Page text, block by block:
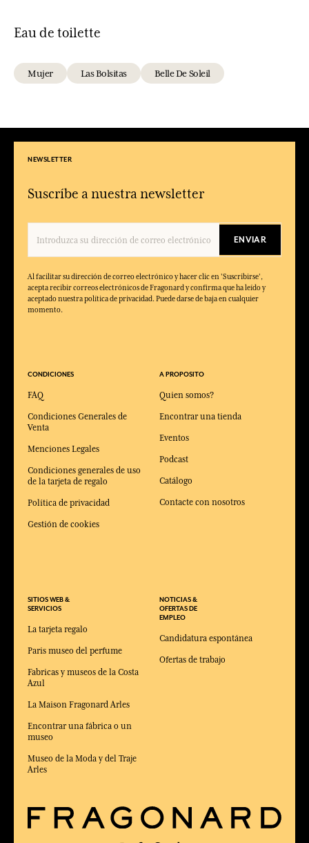
Eau de toilette
Mujer Las Bolsitas Belle De Soleil
NEWSLETTER
Suscríbe a nuestra newsletter
ENVIAR
Al facilitar su dirección de correo electrónico y hacer clic en 'Suscribirse',
acepta recibir correos electrónicos de Fragonard y confirma que ha leído y
aceptado nuestra política de privacidad. Puede darse de baja en cualquier
momento.
CONDICIONES
FAQ
Condiciones Generales de
Venta
Menciones Legales
Condiciones generales de uso
de la tarjeta de regalo
Política de privacidad
Gestión de cookies
SITIOS WEB &
SERVICIOS
La tarjeta regalo
Paris museo del perfume
Fabricas y museos de la Costa
Azul
La Maison Fragonard Arles
Encontrar una fábrica o un
museo
Museo de la Moda y del Traje
Arles
A PROPOSITO
Quien somos?
Encontrar una tienda
Eventos
Podcast
Catálogo
Contacte con nosotros
NOTICIAS &
OFERTAS DE
EMPLEO
Candidatura espontánea
Ofertas de trabajo